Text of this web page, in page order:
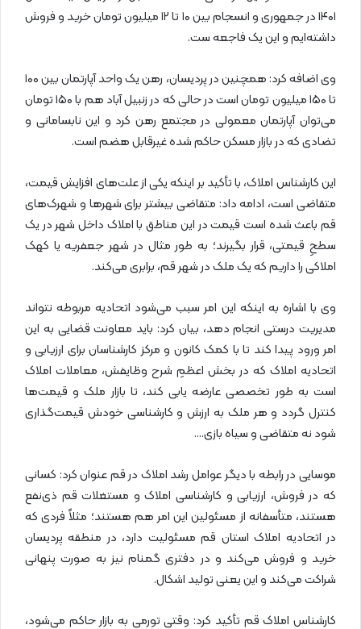
۱۴۰۱ در جمهوری و انسجام بین ۱۰ تا ۱۲ میلیون تومان خرید و فروش
داشته‌ایم و این یک فاجعه ست.
وی اضافه کرد: همچنین در پردیسان، رهن یک واحد آپارتمان بین ۱۰۰
تا ۱۵۰ میلیون تومان است در حالی که در زنبیل آباد هم با ۱۵۰ تومان
می‌توان آپارتمان معمولی در مجتمع رهن کرد و این نابسامانی و
تضادی که در بازار مسکن حاکم شده غیرقابل هضم است.
این کارشناس املاک، با تأکید بر اینکه یکی از علت‌های افزایش قیمت،
متقاضی است، ادامه داد: متقاضی بیشتر برای شهرها و شهرک‌های
قم باعث شده است قیمت‌ در این مناطق با املاک داخل شهر در یک
سطحِ قیمتی، قرار بگیرند؛ به طور مثال در شهر جعفریه یا کهک
املاکی را داریم که یک ملک در شهر قم، برابری می‌کند.
وی با اشاره به اینکه این امر سبب می‌شود اتحادیه مربوطه نتواند
مدیریت درستی انجام دهد، بیان کرد: باید معاونت قضایی به این
امر ورود پیدا کند تا با کمک کانون و مرکز کارشناسان برای ارزیابی و
اتحادیه املاک که در بخش اعظمِ شرح وظایفش، معاملات املاک
است به طور تخصصی عارضه یابی کند، تا بازار ملک و قیمت‌ها
کنترل گردد و هر ملک به ارزش و کارشناسی خودش قیمت‌گذاری
شود نه متقاضی و سیاه بازی….
موسایی در رابطه با دیگر عوامل رشد املاک در قم عنوان کرد: کسانی
که در فروش، ارزیابی و کارشناسی املاک و مستغلات قم ذی‌نفع
هستند، متأسفانه از مسئولین این امر هم هستند؛ مثلاً فردی که
در اتحادیه املاک استان قم مسئولیت دارد، در منطقه پردیسان
خرید و فروش می‌کند و در دفتری گمنام نیز به صورت پنهانی
شراکت می‌کند و این یعنی تولید اشکال.
کارشناس املاک قم تأکید کرد: وقتی تورمی به بازار حاکم می‌شود،